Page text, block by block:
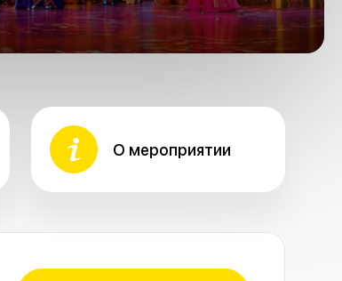
О мероприятии